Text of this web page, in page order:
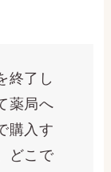
終了し
薬局へ
購入す
どこで